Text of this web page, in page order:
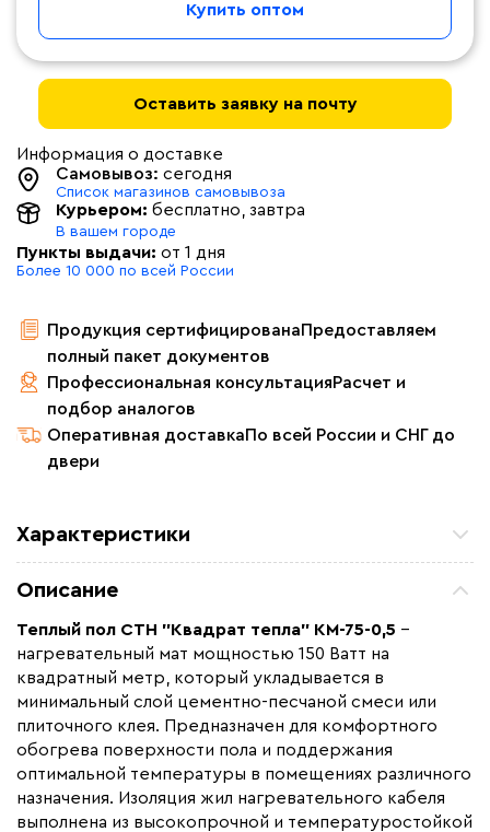
Купить оптом
Оставить заявку на почту
Информация о доставке
Самовывоз: сегодня
Список магазинов самовывоза
Курьером: бесплатно , завтра
В вашем городе
Пункты выдачи: от 1 дня
Более 10 000 по всей России
Продукция сертифицированаПредоставляем
полный пакет документов
Профессиональная консультацияРасчет и
подбор аналогов
Оперативная доставкаПо всей России и СНГ до
двери
Характеристики
Мощность (Вт)
Назначение Под плитку / керамогранит
Монтаж В плиточный клей
Макс. рабочая температура (C)
Макс. ток нагрузки (А) 0,3
Описание
Теплый пол СТН "Квадрат тепла" КМ-75-0,5 –
нагревательный мат мощностью 150 Ватт на
квадратный метр, который укладывается в
минимальный слой цементно-песчаной смеси или
плиточного клея. Предназначен для комфортного
обогрева поверхности пола и поддержания
оптимальной температуры в помещениях различного
назначения. Изоляция жил нагревательного кабеля
выполнена из высокопрочной и температуростойкой